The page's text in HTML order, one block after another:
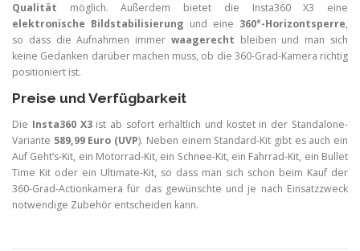
Qualität möglich. Außerdem bietet die Insta360 X3 eine
elektronische Bildstabilisierung und eine 360°-Horizontsperre,
so dass die Aufnahmen immer waagerecht bleiben und man sich
keine Gedanken darüber machen muss, ob die 360-Grad-Kamera richtig
positioniert ist.
Preise und Verfügbarkeit
Die Insta360 X3ist ab sofort erhältlich und kostet in der Standalone-
Variante 589,99 Euro (UVP). Neben einem Standard-Kit gibt es auch ein
Auf Geht’s-Kit, ein Motorrad-Kit, ein Schnee-Kit, ein Fahrrad-Kit, ein Bullet
Time Kit oder ein Ultimate-Kit, so dass man sich schon beim Kauf der
360-Grad-Actionkamera für das gewünschte und je nach Einsatzzweck
notwendige Zubehör entscheiden kann.